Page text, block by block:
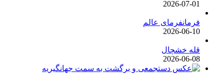
2026-07-01
فرمانفرمای عالم
2026-06-10
قله خشچال
2026-06-08